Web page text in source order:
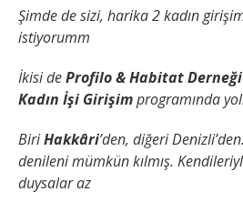
Şimde de sizi, harika 2 kadın
istiyorumm
İkisi deProfilo & Habitat Derneği
Kadın İşi Girişimprogramında
BiriHakkâri’den, diğeri
denileni mümkün kılmış.
duysalar az